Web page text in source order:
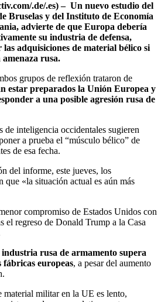
.de/.es) – Un nuevo estudio del
Bruselas y del Instituto de Economía
advierte de que Europa debería
su industria de defensa,
adquisiciones de material bélico si
rusa.
grupos de reflexión trataron de
estar preparados la Unión Europea y
a una posible agresión rusa de
inteligencia occidentales sugieren
a prueba el “músculo bélico” de
de esa fecha.
del informe, este jueves, los
que «la situación actual es aún más
compromiso de Estados Unidos con
el regreso de Donald Trump a la Casa
industria rusa de armamento supera
fábricas europeas, a pesar del aumento
material militar en la UE es lento,